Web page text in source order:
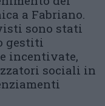
a Fabriano.
sono stati
gestiti
incentivate,
sociali in